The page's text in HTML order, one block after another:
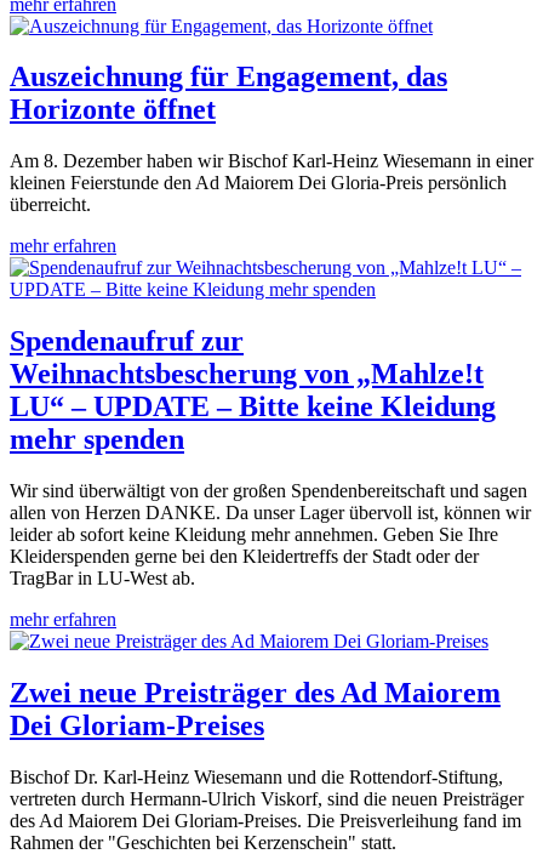
Auszeichnung für Engagement, das
Horizonte öffnet
Am 8. Dezember haben wir Bischof Karl-Heinz Wiesemann in einer
kleinen Feierstunde den Ad Maiorem Dei Gloria-Preis persönlich
überreicht.
mehr erfahren
Spendenaufruf zur
Weihnachtsbescherung von „Mahlze!t
LU“ – UPDATE – Bitte keine Kleidung
mehr spenden
Wir sind überwältigt von der großen Spendenbereitschaft und sagen
allen von Herzen DANKE. Da unser Lager übervoll ist, können wir
leider ab sofort keine Kleidung mehr annehmen. Geben Sie Ihre
Kleiderspenden gerne bei den Kleidertreffs der Stadt oder der
TragBar in LU-West ab.
mehr erfahren
Zwei neue Preisträger des Ad Maiorem
Dei Gloriam-Preises
Bischof Dr. Karl-Heinz Wiesemann und die Rottendorf-Stiftung,
vertreten durch Hermann-Ulrich Viskorf, sind die neuen Preisträger
des Ad Maiorem Dei Gloriam-Preises. Die Preisverleihung fand im
Rahmen der "Geschichten bei Kerzenschein" statt.